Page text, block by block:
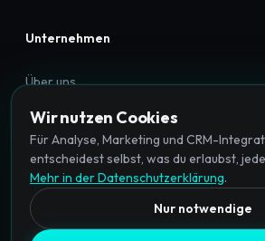
Unternehmen
Über uns
Impressum
Datenschutz
Cookie-Einstellungen
Wir nutzen Cookies
Für Analyse, Marketing und CRM-
entscheidest selbst, was du erlaubst,
Mehr in der Datenschutzerklärung.
Nur notwendige